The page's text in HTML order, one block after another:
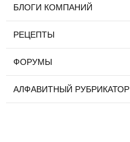
БЛОГИ КОМПАНИЙ
РЕЦЕПТЫ
ФОРУМЫ
АЛФАВИТНЫЙ РУБРИКАТОР